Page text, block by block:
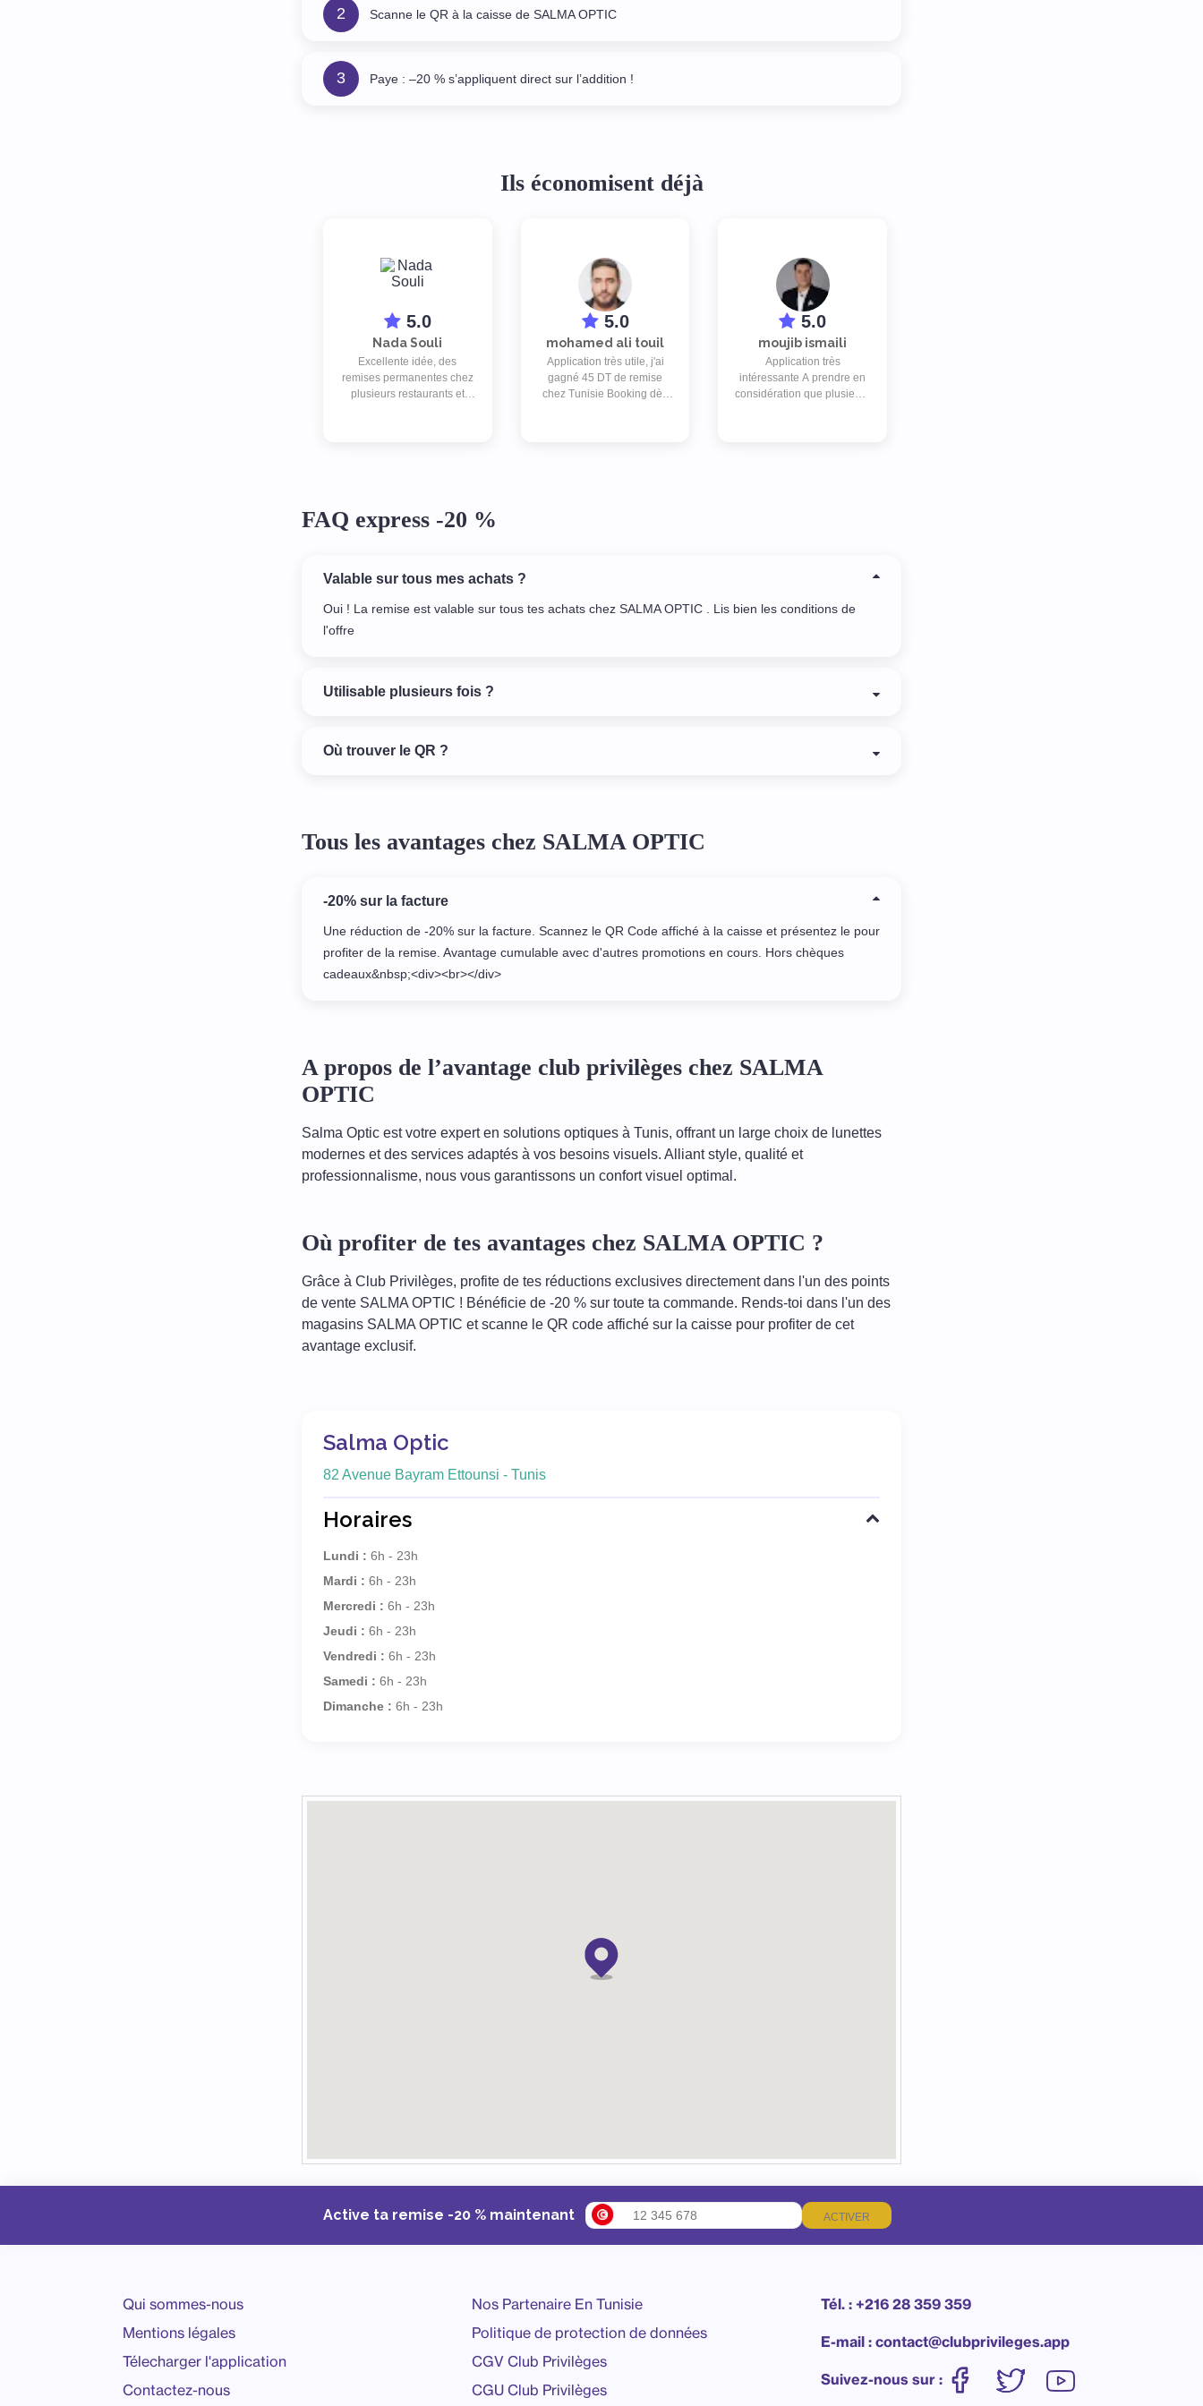
2 Scanne le QR à la caisse de SALMA OPTIC
3 Paye : –20 % s’appliquent direct sur l’addition !
Ils économisent déjà
5.0
Nada Souli
Excellente idée, des
remises permanentes chez
plusieurs restaurants et
5.0
mohamed ali touil
Application très utile, j'ai
gagné 45 DT de remise
chez Tunisie Booking dès
5.0
moujib ismaili
Application très
intéressante A prendre en
considération que plusieurs
FAQ express -20 %
Valable sur tous mes achats ?
Oui ! La remise est valable sur tous tes achats chez SALMA OPTIC . Lis bien les conditions de
l'offre
Utilisable plusieurs fois ?
Où trouver le QR ?
Tous les avantages chez SALMA OPTIC
-20% sur la facture
Une réduction de -20% sur la facture. Scannez le QR Code affiché à la caisse et présentez le pour
profiter de la remise. Avantage cumulable avec d'autres promotions en cours. Hors chèques
cadeaux&nbsp;<div><br></div>
A propos de l’avantage club privilèges chez SALMA
OPTIC
Salma Optic est votre expert en solutions optiques à Tunis, offrant un large choix de lunettes
modernes et des services adaptés à vos besoins visuels. Alliant style, qualité et
professionnalisme, nous vous garantissons un confort visuel optimal.
Où profiter de tes avantages chez SALMA OPTIC ?
Grâce à Club Privilèges, profite de tes réductions exclusives directement dans l'un des points
de vente SALMA OPTIC ! Bénéficie de -20 % sur toute ta commande. Rends-toi dans l'un des
magasins SALMA OPTIC et scanne le QR code affiché sur la caisse pour profiter de cet
avantage exclusif.
Salma Optic
82 Avenue Bayram Ettounsi - Tunis
Horaires
Lundi : 6h - 23h
Mardi : 6h - 23h
Mercredi : 6h - 23h
Jeudi : 6h - 23h
Vendredi : 6h - 23h
Samedi : 6h - 23h
Dimanche : 6h - 23h
Active ta remise -20 % maintenant ACTIVER
Qui sommes-nous
Mentions légales
Télecharger l'application
Contactez-nous
Nos Partenaire En Tunisie
Politique de protection de données
CGV Club Privilèges
CGU Club Privilèges
Tél. : +216 28 359 359
E-mail : contact@clubprivileges.app
Suivez-nous sur :